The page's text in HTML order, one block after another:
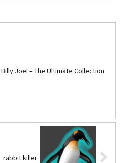
Billy Joel – The Ultimate Collection
rabbit killer